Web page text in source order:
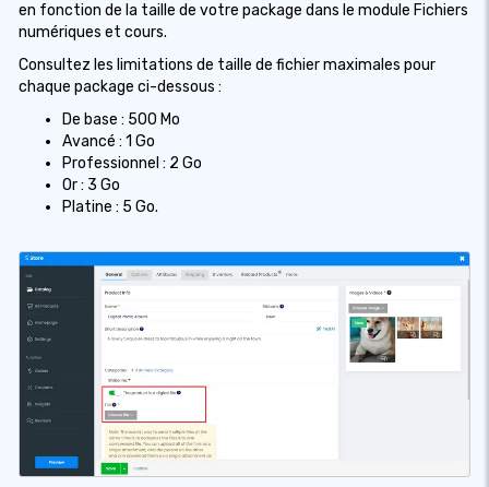
en fonction de la taille de votre package dans le module Fichiers
numériques et cours.
Consultez les limitations de taille de fichier maximales pour
chaque package ci-dessous :
De base : 500 Mo
Avancé : 1 Go
Professionnel : 2 Go
Or : 3 Go
Platine : 5 Go.